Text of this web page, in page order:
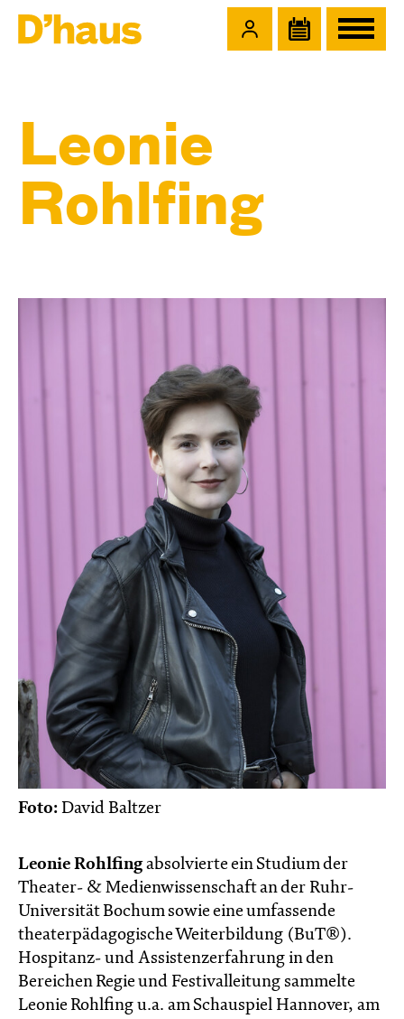
Leonie
Rohlfing
Foto: David Baltzer
Leonie Rohlfingabsolvierte ein Studium der
Theater- & Medienwissenschaft an der Ruhr-
Universität Bochum sowie eine umfassende
theaterpädagogische Weiterbildung (BuT®).
Hospitanz- und Assistenzerfahrung in den
Bereichen Regie und Festivalleitung sammelte
Leonie Rohlfing u.a. am Schauspiel Hannover, am